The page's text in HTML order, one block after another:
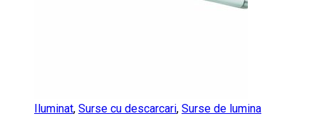
Iluminat, Surse cu descarcari, Surse de lumina